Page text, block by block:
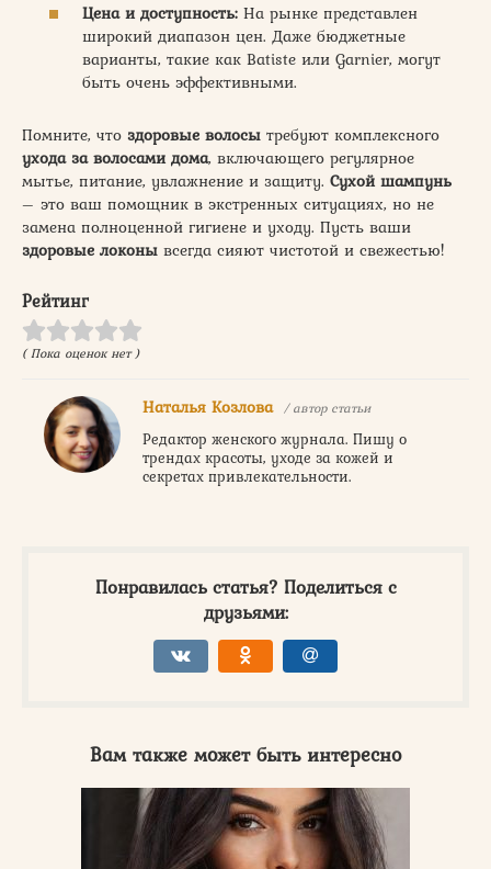
Цена и доступность: На рынке представлен
широкий диапазон цен. Даже бюджетные
варианты, такие как Batiste или Garnier, могут
быть очень эффективными.
Помните, что здоровые волосы требуют комплексного
ухода за волосами дома, включающего регулярное
мытье, питание, увлажнение и защиту. Сухой шампунь
– это ваш помощник в экстренных ситуациях, но не
замена полноценной гигиене и уходу. Пусть ваши
здоровые локоны всегда сияют чистотой и свежестью!
Рейтинг
( Пока оценок нет )
Наталья Козлова / автор статьи
Редактор женского журнала. Пишу о
трендах красоты, уходе за кожей и
секретах привлекательности.
Понравилась статья? Поделиться с
друзьями:
Вам также может быть интересно